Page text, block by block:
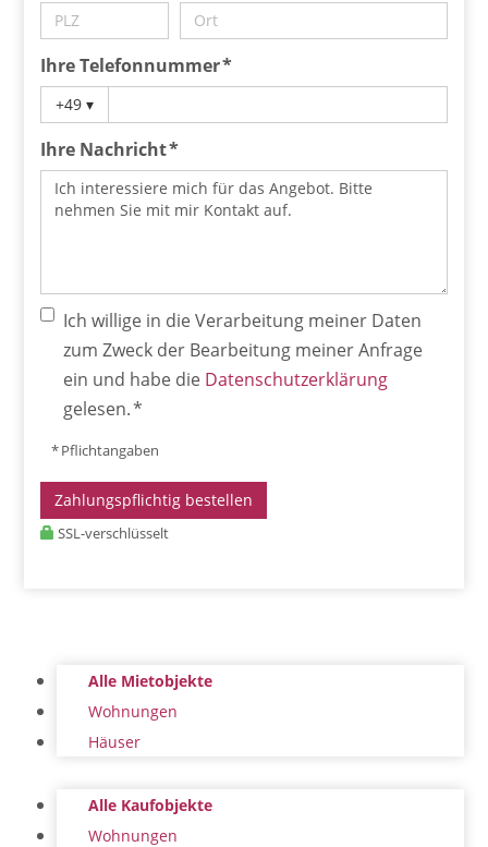
Ihre Telefonnummer *
+49 ▾
Ihre Nachricht *
Ich willige in die Verarbeitung meiner Daten
zum Zweck der Bearbeitung meiner Anfrage
ein und habe die Datenschutzerklärung
gelesen. *
* Pflichtangaben
Zahlungspflichtig bestellen
SSL-verschlüsselt
Alle Mietobjekte
Wohnungen
Häuser
Alle Kaufobjekte
Wohnungen